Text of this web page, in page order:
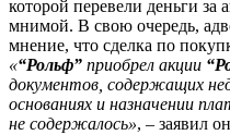
которой перевели деньги за
мнимой. В свою очередь,
мнение, что сделка по
«“Рольф” приобрел акции
документов, содержащих
основаниях и назначении
не содержалось», – заявил